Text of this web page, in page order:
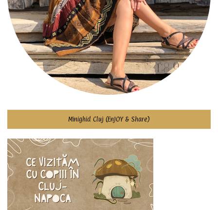
Minighid Cluj (EnJOY & Share)